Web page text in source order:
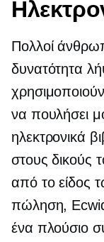
Πολλοί
δυνατότητα
να πουλήσει
ηλεκτρονικά
στους δικούς
από το είδος
πώληση,
ένα πλούσιο